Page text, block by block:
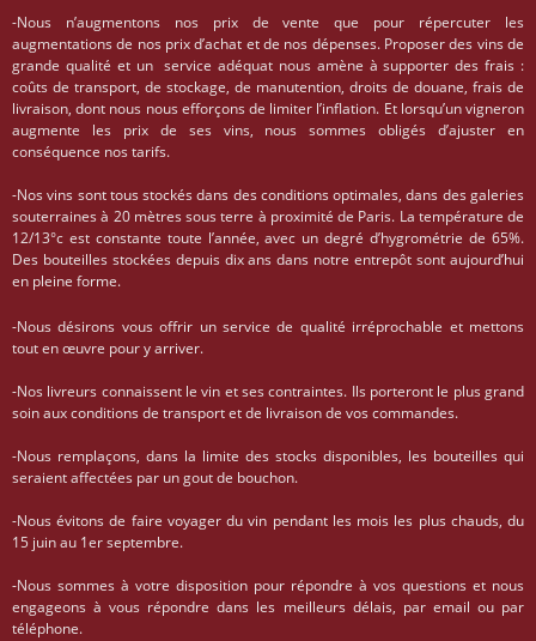
-Nous n’augmentons nos prix de vente que pour répercuter les
augmentations de nos prix d’achat et de nos dépenses. Proposer des vins de
grande qualité et un service adéquat nous amène à supporter des frais :
coûts de transport, de stockage, de manutention, droits de douane, frais de
livraison, dont nous nous efforçons de limiter l’inflation. Et lorsqu’un vigneron
augmente les prix de ses vins, nous sommes obligés d’ajuster en
conséquence nos tarifs.
-Nos vins sont tous stockés dans des conditions optimales, dans des galeries
souterraines à 20 mètres sous terre à proximité de Paris. La température de
12/13°c est constante toute l’année, avec un degré d’hygrométrie de 65%.
Des bouteilles stockées depuis dix ans dans notre entrepôt sont aujourd’hui
en pleine forme.
-Nous désirons vous offrir un service de qualité irréprochable et mettons
tout en œuvre pour y arriver.
-Nos livreurs connaissent le vin et ses contraintes. Ils porteront le plus grand
soin aux conditions de transport et de livraison de vos commandes.
-Nous remplaçons, dans la limite des stocks disponibles, les bouteilles qui
seraient affectées par un gout de bouchon.
-Nous évitons de faire voyager du vin pendant les mois les plus chauds, du
15 juin au 1er septembre.
-Nous sommes à votre disposition pour répondre à vos questions et nous
engageons à vous répondre dans les meilleurs délais, par email ou par
téléphone.